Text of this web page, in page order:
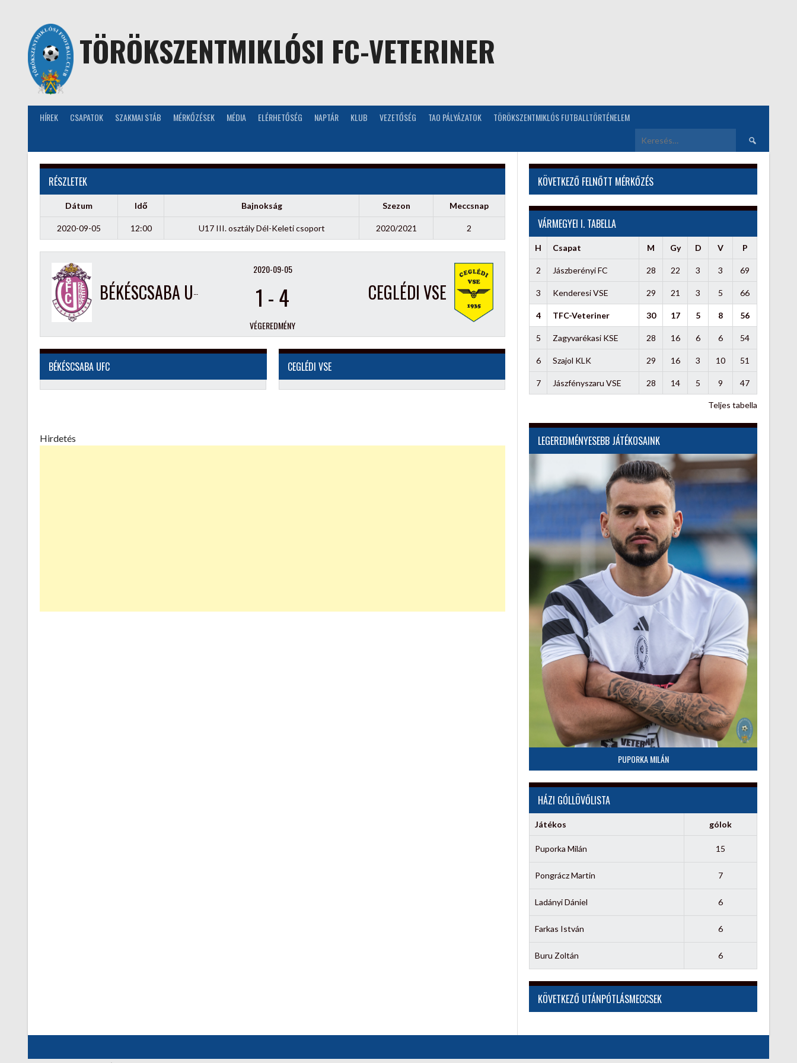
TÖRÖKSZENTMIKLÓSI FC-VETERINER
HÍREK CSAPATOK SZAKMAI STÁB MÉRKŐZÉSEK MÉDIA ELÉRHETŐSÉG NAPTÁR KLUB VEZETŐSÉG TAO PÁLYÁZATOK TÖRÖKSZENTMIKLÓS FUTBALLTÖRTÉNELEM
Keresés:
RÉSZLETEK
Dátum Idő Bajnokság Szezon Meccsnap
2020-09-05 12:00 U17 III. osztály Dél-Keleti csoport 2020/2021 2
BÉKÉSCSABA UFC CEGLÉDI VSE
2020-09-05
1 -4
VÉGEREDMÉNY
BÉKÉSCSABA UFC CEGLÉDI VSE
Hirdetés
KÖVETKEZŐ FELNŐTT MÉRKŐZÉS
VÁRMEGYEI I. TABELLA
H Csapat M Gy D V P
2 Jászberényi FC 28 22 3 3 69
3 Kenderesi VSE 29 21 3 5 66
4 TFC-Veteriner 30 17 5 8 56
5 Zagyvarékasi KSE 28 16 6 6 54
6 Szajol KLK 29 16 3 10 51
7 Jászfényszaru VSE 28 14 5 9 47
Teljes tabella
LEGEREDMÉNYESEBB JÁTÉKOSAINK
PUPORKA MILÁN
HÁZI GÓLLÖVŐLISTA
Játékos gólok
Puporka Milán 15
Pongrácz Martin 7
Ladányi Dániel 6
Farkas István 6
Buru Zoltán 6
KÖVETKEZŐ UTÁNPÓTLÁSMECCSEK